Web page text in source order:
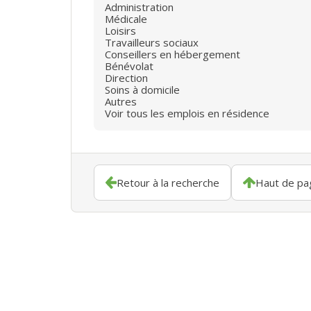
Administration
Médicale
Loisirs
Travailleurs sociaux
Conseillers en hébergement
Bénévolat
Direction
Soins à domicile
Autres
Voir tous les emplois en résidence
Retour à la recherche Haut de